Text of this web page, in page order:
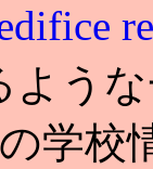
よう
学校